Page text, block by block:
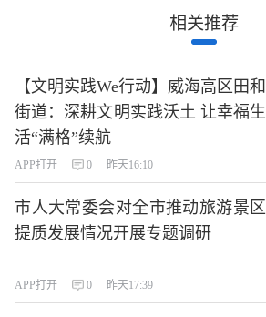
相关推荐
【文明实践We行动】威海高区田和
街道：深耕文明实践沃土 让幸福生
活“满格”续航
APP打开 0 昨天16:10
市人大常委会对全市推动旅游景区
提质发展情况开展专题调研
APP打开 0 昨天17:39